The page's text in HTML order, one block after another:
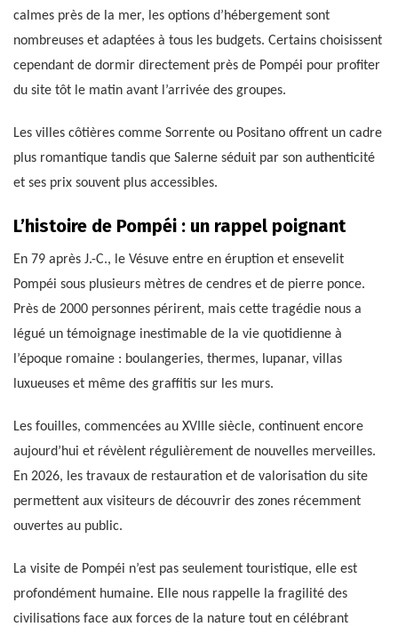
calmes près de la mer, les options d’hébergement sont
nombreuses et adaptées à tous les budgets. Certains choisissent
cependant de dormir directement près de Pompéi pour profiter
du site tôt le matin avant l’arrivée des groupes.
Les villes côtières comme Sorrente ou Positano offrent un cadre
plus romantique tandis que Salerne séduit par son authenticité
et ses prix souvent plus accessibles.
L’histoire de Pompéi : un rappel poignant
En 79 après J.-C., le Vésuve entre en éruption et ensevelit
Pompéi sous plusieurs mètres de cendres et de pierre ponce.
Près de 2000 personnes périrent, mais cette tragédie nous a
légué un témoignage inestimable de la vie quotidienne à
l’époque romaine : boulangeries, thermes, lupanar, villas
luxueuses et même des graffitis sur les murs.
Les fouilles, commencées au XVIIIe siècle, continuent encore
aujourd’hui et révèlent régulièrement de nouvelles merveilles.
En 2026, les travaux de restauration et de valorisation du site
permettent aux visiteurs de découvrir des zones récemment
ouvertes au public.
La visite de Pompéi n’est pas seulement touristique, elle est
profondément humaine. Elle nous rappelle la fragilité des
civilisations face aux forces de la nature tout en célébrant